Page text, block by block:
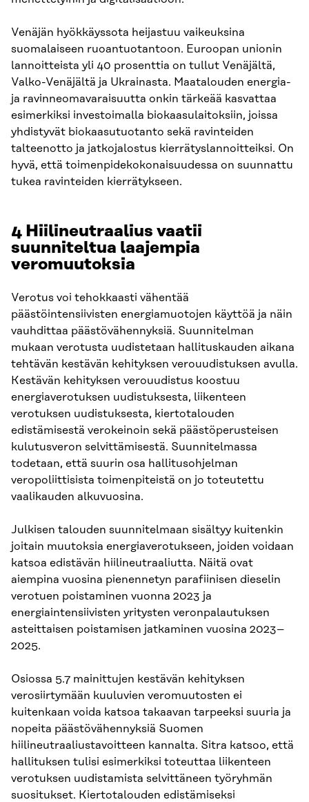
Venäjän hyökkäyssota heijastuu vaikeuksina
suomalaiseen ruoantuotantoon. Euroopan unionin
lannoitteista yli 40 prosenttia on tullut Venäjältä,
Valko-Venäjältä ja Ukrainasta. Maatalouden energia-
ja ravinneomavaraisuutta onkin tärkeää kasvattaa
esimerkiksi investoimalla biokaasulaitoksiin, joissa
yhdistyvät biokaasutuotanto sekä ravinteiden
talteenotto ja jatkojalostus kierrätyslannoitteiksi. On
hyvä, että toimenpidekokonaisuudessa on suunnattu
tukea ravinteiden kierrätykseen.
4 Hiilineutraalius vaatii
suunniteltua laajempia
veromuutoksia
Verotus voi tehokkaasti vähentää
päästöintensiivisten energiamuotojen käyttöä ja näin
vauhdittaa päästövähennyksiä. Suunnitelman
mukaan verotusta uudistetaan hallituskauden aikana
tehtävän kestävän kehityksen verouudistuksen avulla.
Kestävän kehityksen verouudistus koostuu
energiaverotuksen uudistuksesta, liikenteen
verotuksen uudistuksesta, kiertotalouden
edistämisestä verokeinoin sekä päästöperusteisen
kulutusveron selvittämisestä. Suunnitelmassa
todetaan, että suurin osa hallitusohjelman
veropoliittisista toimenpiteistä on jo toteutettu
vaalikauden alkuvuosina.
Julkisen talouden suunnitelmaan sisältyy kuitenkin
joitain muutoksia energiaverotukseen, joiden voidaan
katsoa edistävän hiilineutraaliutta. Näitä ovat
aiempina vuosina pienennetyn parafiinisen dieselin
verotuen poistaminen vuonna 2023 ja
energiaintensiivisten yritysten veronpalautuksen
asteittaisen poistamisen jatkaminen vuosina 2023–
2025.
Osiossa 5.7 mainittujen kestävän kehityksen
verosiirtymään kuuluvien veromuutosten ei
kuitenkaan voida katsoa takaavan tarpeeksi suuria ja
nopeita päästövähennyksiä Suomen
hiilineutraaliustavoitteen kannalta. Sitra katsoo, että
hallituksen tulisi esimerkiksi toteuttaa liikenteen
verotuksen uudistamista selvittäneen työryhmän
suositukset. Kiertotalouden edistämiseksi